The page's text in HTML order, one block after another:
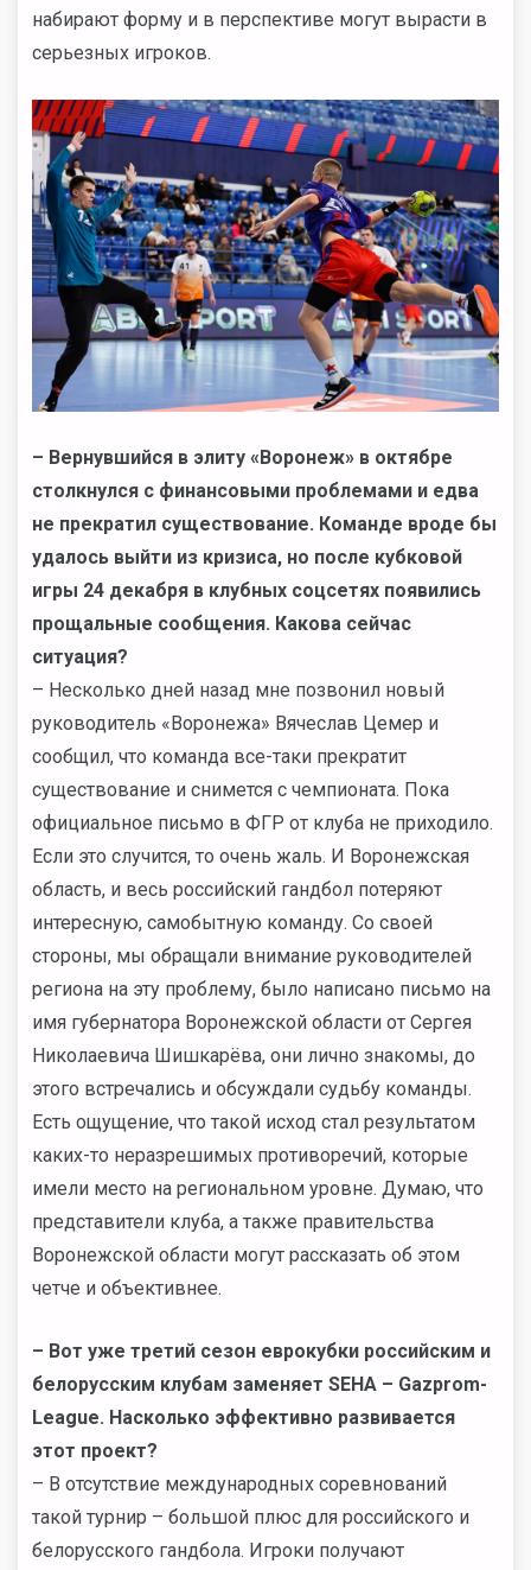
набирают форму и в перспективе могут вырасти в
серьезных игроков.
– Вернувшийся в элиту «Воронеж» в октябре
столкнулся с финансовыми проблемами и едва
не прекратил существование. Команде вроде бы
удалось выйти из кризиса, но после кубковой
игры 24 декабря в клубных соцсетях появились
прощальные сообщения. Какова сейчас
ситуация?
– Несколько дней назад мне позвонил новый
руководитель «Воронежа» Вячеслав Цемер и
сообщил, что команда все-таки прекратит
существование и снимется с чемпионата. Пока
официальное письмо в ФГР от клуба не приходило.
Если это случится, то очень жаль. И Воронежская
область, и весь российский гандбол потеряют
интересную, самобытную команду. Со своей
стороны, мы обращали внимание руководителей
региона на эту проблему, было написано письмо на
имя губернатора Воронежской области от Сергея
Николаевича Шишкарёва, они лично знакомы, до
этого встречались и обсуждали судьбу команды.
Есть ощущение, что такой исход стал результатом
каких-то неразрешимых противоречий, которые
имели место на региональном уровне. Думаю, что
представители клуба, а также правительства
Воронежской области могут рассказать об этом
четче и объективнее.
– Вот уже третий сезон еврокубки российским и
белорусским клубам заменяет SEHA – Gazprom-
League. Насколько эффективно развивается
этот проект?
– В отсутствие международных соревнований
такой турнир – большой плюс для российского и
белорусского гандбола. Игроки получают